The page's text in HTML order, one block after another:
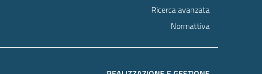
Ricerca avanzata
Normattiva